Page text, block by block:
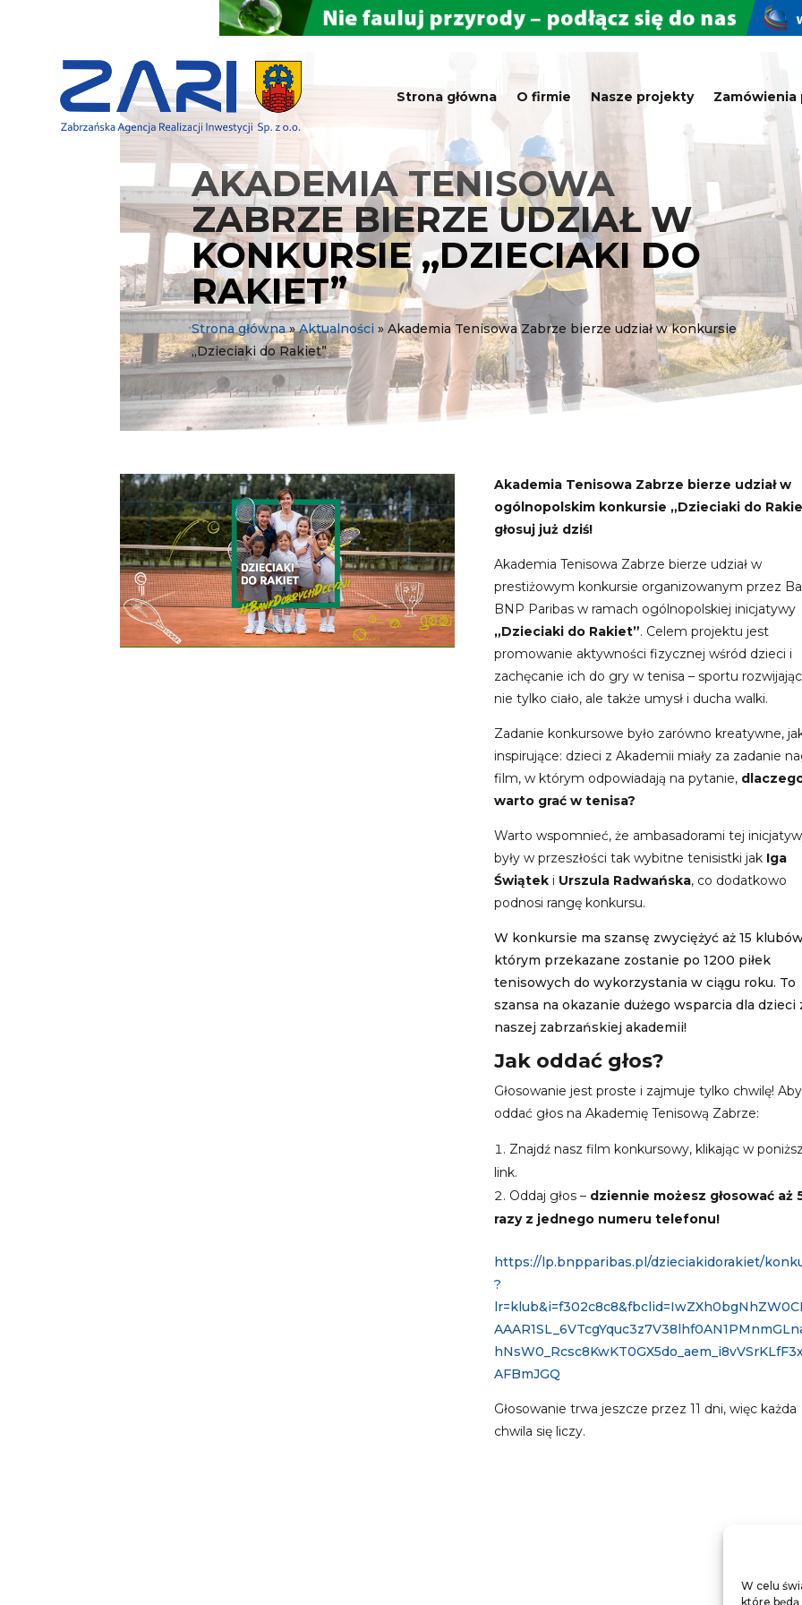
W celu
które
Strona główna O firmie Nasze projekty Zamówienia
AKADEMIA TENISOWA
ZABRZE BIERZE UDZIAŁ W
KONKURSIE ,,DZIECIAKI DO
RAKIET”
Strona główna»Aktualności » Akademia Tenisowa Zabrze bierze udział w konkursie
,,Dzieciaki do Rakiet”
Akademia Tenisowa Zabrze bierze udział w
ogólnopolskim konkursie „Dzieciaki do
głosuj już dziś!
Akademia Tenisowa Zabrze bierze udział w
prestiżowym konkursie organizowanym przez
BNP Paribas w ramach ogólnopolskiej inicjatywy
„Dzieciaki do Rakiet”. Celem projektu jest
promowanie aktywności fizycznej wśród dzieci i
zachęcanie ich do gry w tenisa – sportu
nie tylko ciało, ale także umysł i ducha walki.
Zadanie konkursowe było zarówno kreatywne,
inspirujące: dzieci z Akademii miały za zadanie
film, w którym odpowiadają na pytanie,
warto grać w tenisa?
Warto wspomnieć, że ambasadorami tej
były w przeszłości tak wybitne tenisistki jak Iga
Świąteki Urszula Radwańska, co dodatkowo
podnosi rangę konkursu.
W konkursie ma szansę zwyciężyć aż 15
którym przekazane zostanie po 1200 piłek
tenisowych do wykorzystania w ciągu roku. To
szansa na okazanie dużego wsparcia dla dzieci
naszej zabrzańskiej akademii!
Jak oddać głos?
Głosowanie jest proste i zajmuje tylko chwilę! Aby
oddać głos na Akademię Tenisową Zabrze:
Znajdź nasz film konkursowy, klikając w
link.
Oddaj głos – dziennie możesz głosować aż
razy z jednego numeru telefonu!
https://lp.bnpparibas.pl/dzieciakidorakiet/
?
AFBmJGQ
Głosowanie trwa jeszcze przez 11 dni, więc każda
chwila się liczy.